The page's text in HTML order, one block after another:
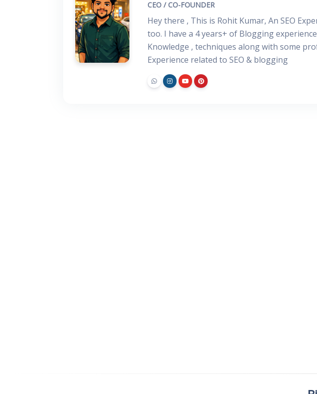
CEO / CO-FOUNDER
Hey there , This is Rohit Kumar, An SEO
too. I have a 4 years+ of Blogging
Knowledge , techniques along with some
Experience related to SEO & blogging